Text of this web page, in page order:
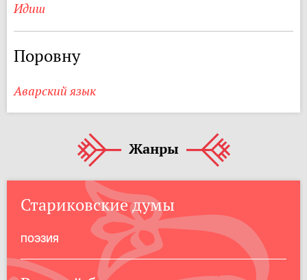
Идиш
Поровну
Аварский язык
Жанры
Стариковские думы
ПОЭЗИЯ